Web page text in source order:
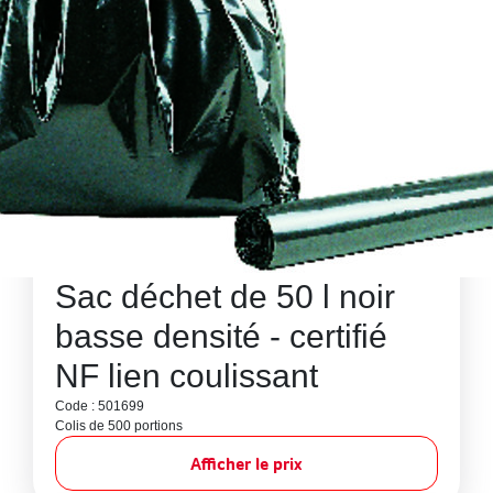
Sac déchet de 50 l noir
basse densité - certifié
NF lien coulissant
Code : 501699
Colis de 500 portions
Afficher le prix